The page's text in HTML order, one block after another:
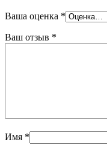
Ваша оценка *
Ваш отзыв *
Имя *